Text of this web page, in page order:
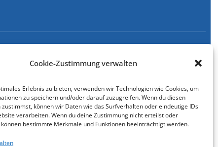
Cookie-Zustimmung verwalten
Erlebnis zu bieten, verwenden wir Technologien wie Cookies, um
zu speichern und/oder darauf zuzugreifen. Wenn du diesen
zustimmst, können wir Daten wie das Surfverhalten oder eindeutige IDs
verarbeiten. Wenn du deine Zustimmung nicht erteilst oder
bestimmte Merkmale und Funktionen beeinträchtigt werden.